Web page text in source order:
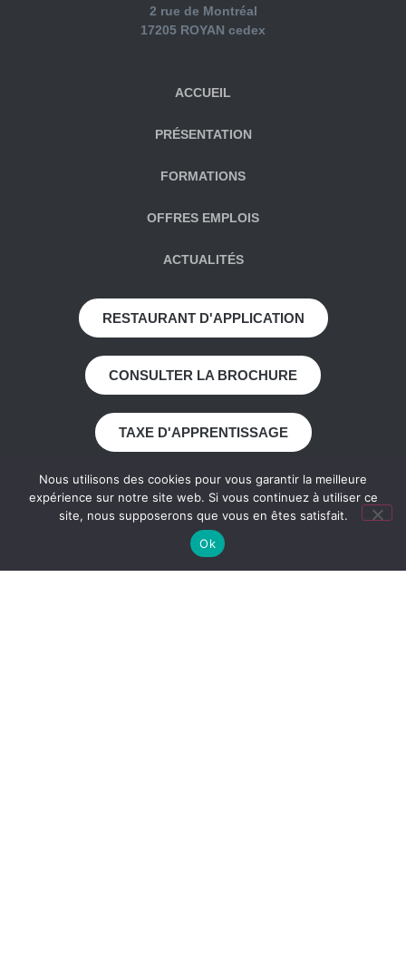
2 rue de Montréal
17205 ROYAN cedex
ACCUEIL
PRÉSENTATION
FORMATIONS
OFFRES EMPLOIS
ACTUALITÉS
RESTAURANT D'APPLICATION
CONSULTER LA BROCHURE
TAXE D'APPRENTISSAGE
LES SENIORS DE CHAMPLAIN-ROYAN - AMICALE
DES ANCIENS ÉLÈVES
POLITIQUE DE CONFIDENTIALITÉ
Nous utilisons des cookies pour vous garantir la meilleure
expérience sur notre site web. Si vous continuez à utiliser ce
site, nous supposerons que vous en êtes satisfait.
Ok